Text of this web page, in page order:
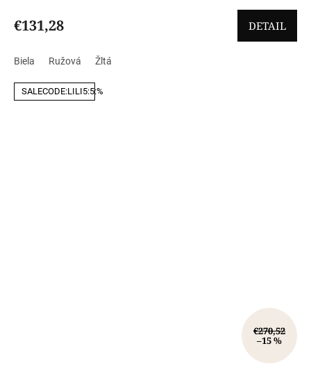
€131,28 DETAIL
Biela Ružová Žltá
SALECODE:LILI5:5:%
€270,52
–15 %